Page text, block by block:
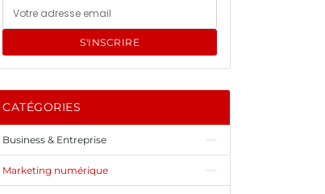
S'INSCRIRE
CATÉGORIES
Business & Entreprise
Marketing numérique